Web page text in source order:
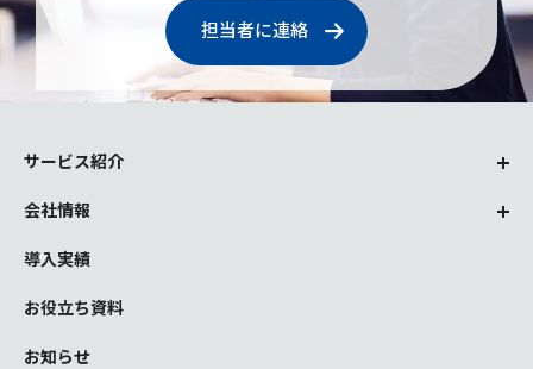
担当者に連絡
サービス紹介
会社情報
導入実績
お役立ち資料
お知らせ